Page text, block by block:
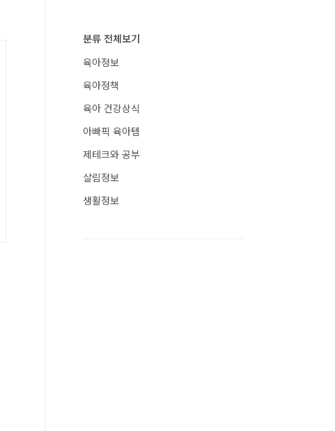
분류 전체보기
육아정보
육아정책
육아 건강상식
아빠픽 육아템
제테크와 공부
살림정보
생활정보